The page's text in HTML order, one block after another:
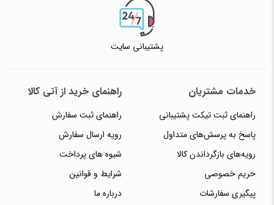
پشتیبانی سایت
خدمات مشتریان
راهنمای ثبت تیکت پشتیبانی
پاسخ به پرسش‌های متداول
رویه‌های بازگرداندن کالا
حریم خصوصی
پیگیری سفارشات
راهنمای خرید از آتی کالا
راهنمای ثبت سفارش
رویه ارسال سفارش
شیوه های پرداخت
شرایط و قوانین
درباره ما